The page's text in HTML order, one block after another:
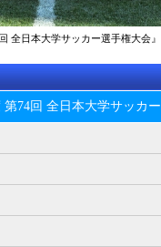
全⽇本⼤学サッカー選⼿権⼤会
第74回 全⽇本⼤学サッカ